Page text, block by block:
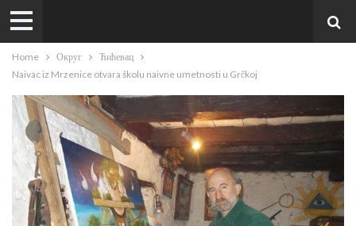
Home Округ
Ћићевац
Naivac iz Mrzenice otvara školu naivne umetnosti u Grčkoj